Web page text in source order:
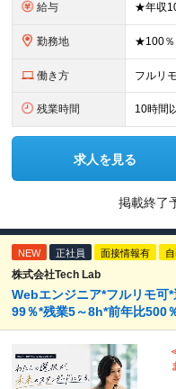
給与
勤務地
働き方 フルリ
残業時間 10時間
求人を見る
掲載終了
NEW 正社員 面接情報有
株式会社Tech Lab
Webエンジニア*フルリモ可
99％*残業5～8h*前年比500